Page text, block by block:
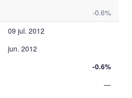
-0.6%
09 jul. 2012
jun. 2012
-0.6%
—